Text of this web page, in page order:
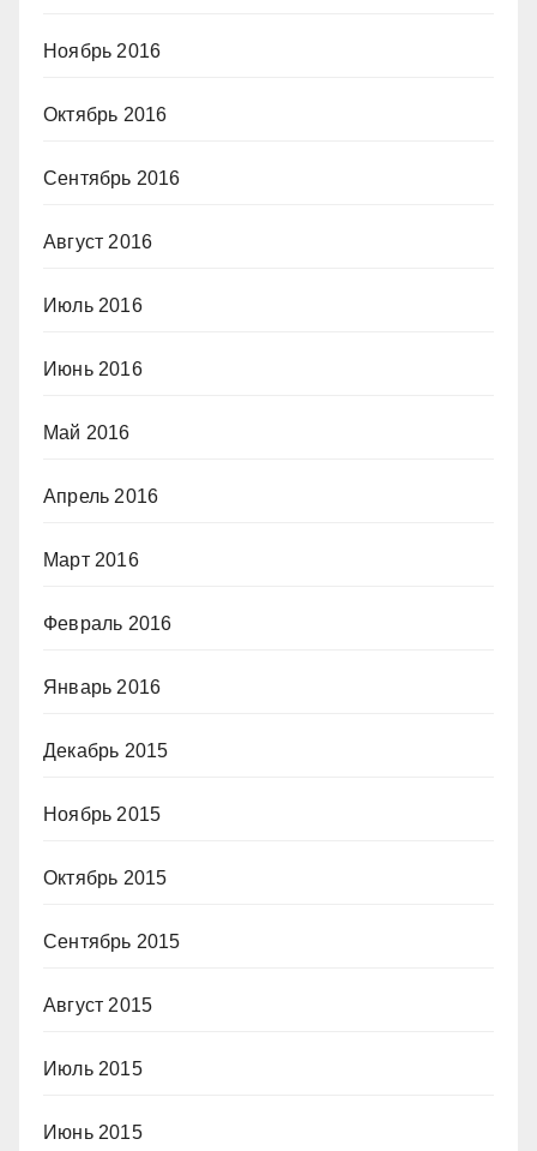
Ноябрь 2016
Октябрь 2016
Сентябрь 2016
Август 2016
Июль 2016
Июнь 2016
Май 2016
Апрель 2016
Март 2016
Февраль 2016
Январь 2016
Декабрь 2015
Ноябрь 2015
Октябрь 2015
Сентябрь 2015
Август 2015
Июль 2015
Июнь 2015